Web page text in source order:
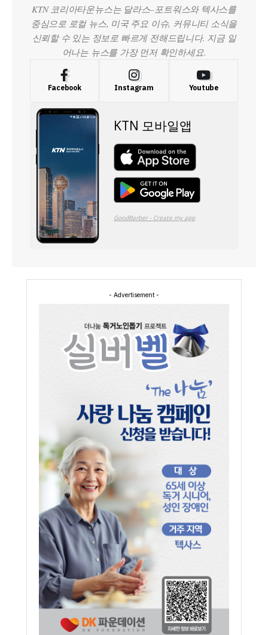
KTN 코리아타운뉴스는 달라스–포트워스와 텍사스를
중심으로 로컬 뉴스, 미국 주요 이슈, 커뮤니티 소식을
신뢰할 수 있는 정보로 빠르게 전해드립니다. 지금 일
어나는 뉴스를 가장 먼저 확인하세요.
Facebook Instagram Youtube
- Advertisement -